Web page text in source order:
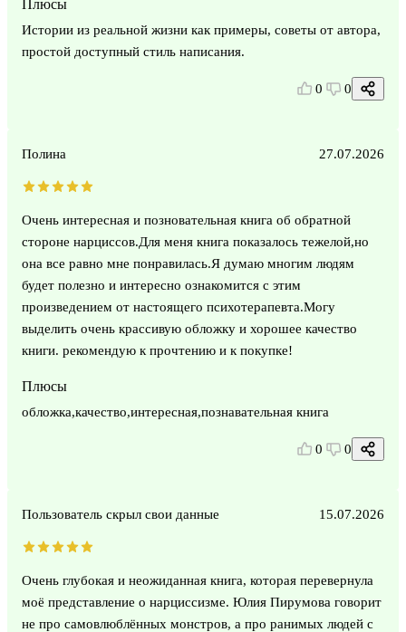
Плюсы
Истории из реальной жизни как примеры, советы от автора,
простой доступный стиль написания.
0 0
Полина 27.07.2026
Очень интересная и позновательная книга об обратной
стороне нарциссов.Для меня книга показалось тежелой,но
она все равно мне понравилась.Я думаю многим людям
будет полезно и интересно ознакомится с этим
произведением от настоящего психотерапевта.Могу
выделить очень крассивую обложку и хорошее качество
книги. рекомендую к прочтению и к покупке!
Плюсы
обложка,качество,интересная,познавательная книга
0 0
Пользователь скрыл свои данные 15.07.2026
Очень глубокая и неожиданная книга, которая перевернула
моё представление о нарциссизме. Юлия Пирумова говорит
не про самовлюблённых монстров, а про ранимых людей с